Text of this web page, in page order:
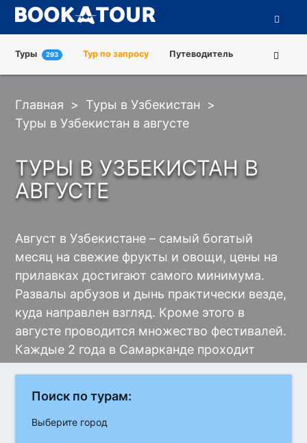
Туры 293 Тур по запросу Путеводитель
Туроператоры
Главная > Туры в Узбекистан
>
Туры в Узбекистан в августе
ТУРЫ В УЗБЕКИСТАН В
АВГУСТЕ
Август в Узбекистане – самый богатый
месяц на свежие фрукты и овощи, цены на
прилавках достигают самого минимума.
Развалы арбузов и дынь практически везде,
куда направлен взгляд. Кроме этого в
августе проводится множество фестивалей.
Каждые 2 года в Самарканде проходит
Тароналари». В Намангане – фестивали
«Наманганские цветы» и «Наманганские
Поиск по турам:
Выберите город